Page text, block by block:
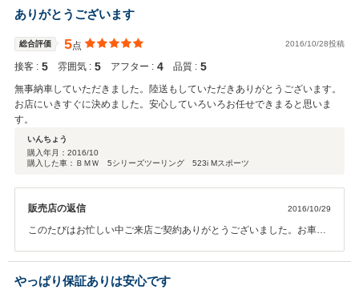
ありがとうございます
総合評価 5点 2016/10/28投稿
接客 : 5 雰囲気 : 5 アフター : 4 品質 : 5
無事納車していただきました。陸送もしていただきありがとうございます。
お店にいきすぐに決めました。安心していろいろお任せできまると思いま
す。
いんちょう
購入年月： 2016/10
購入した車：ＢＭＷ 5シリーズツーリング 523i Mスポーツ
販売店の返信 2016/10/29
このたびはお忙しい中ご来店ご契約ありがとうございました。お車も
談ください。お近くにお越しの際は 是非お立ち寄りください。それで
は今後ともどうぞよろしくお願いいたします。
やっぱり保証ありは安心です